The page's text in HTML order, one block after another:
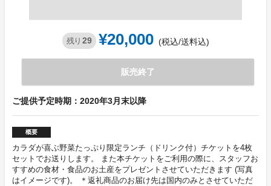
残り 29 ¥20,000 (税込/送料込)
販売終了
ご提供予定時期：2020年3月末以降
概要
カラダが喜ぶ野菜たっぷり限定ランチ（ドリンク付）チケットを4枚
セットでお送りします。 また本チケットをご利用の際に、スタッフお
すすめの食材・食品のお土産をプレゼントさせていただきます (写真
はイメージです)。 ＊返礼商品のお届け先は国内のみとさせていただ